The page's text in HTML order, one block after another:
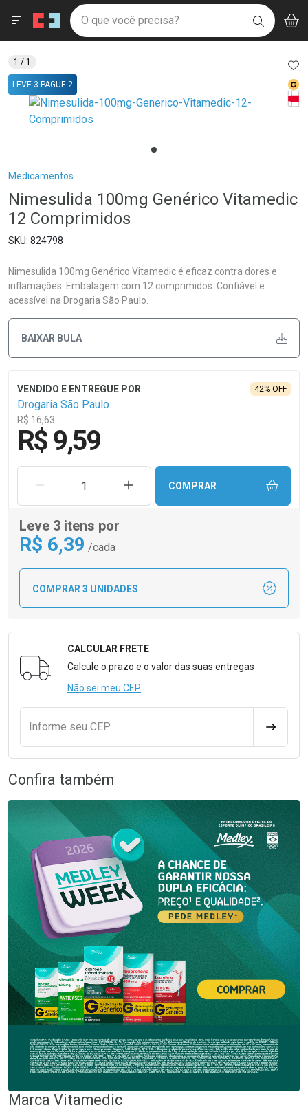
Drogaria São Paulo
Ir direto para a home
pela página
Ir direto para o conteúdo
Ir direto para a busca
Ir direto para a conta
Ir direto para a ajuda
Ir direto para a notificações
Ir direto para o carrinho
Ir direto para o menu
Faça a sua busca
O que você precisa? BUSCAR
Menu
Breadcrumb
Medicamentos
Nimesulida 100mg Genérico Vitamedic
12 Comprimidos
824798
Nimesulida 100mg Genérico Vitamedic é eficaz contra dores e
inflamações. Embalagem com 12 comprimidos. Confiável e
acessível na Drogaria São Paulo.
BAIXAR BULA
Drogaria São Paulo
R$ 16,63
42% OFF
R$ 9,59
REMOVER UMA UNIDADEAUMENTAR UMA UNIDADE
COMPRAR
Leve 3 itens por
R$ 6,39 /cada
COMPRAR 3 UNIDADES
Formulário para Calcular o Frete
CALCULAR FRETE
Calcule o prazo e o valor das suas entregas
Não sei meu CEP
Informe seu CEP
LEVE 3 PAGUE 2
1 / 1
Confira também
Marca Vitamedic